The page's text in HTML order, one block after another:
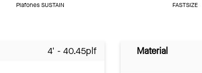
Plafones SUSTAIN FASTSIZE
4' - 40.45plf Material